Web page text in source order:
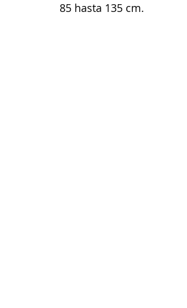
85 hasta 135 cm.